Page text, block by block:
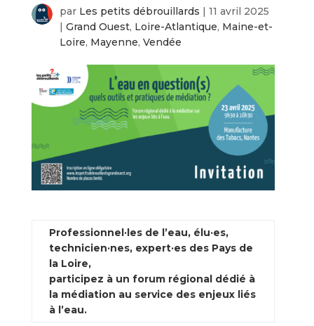
par Les petits débrouillards | 11 avril 2025
| Grand Ouest, Loire-Atlantique, Maine-et-
Loire, Mayenne, Vendée
Professionnel·les de l’eau, élu·es,
technicien·nes, expert·es des Pays de
la Loire,
participez à un forum régional dédié à
la médiation au service des enjeux liés
à l’eau.